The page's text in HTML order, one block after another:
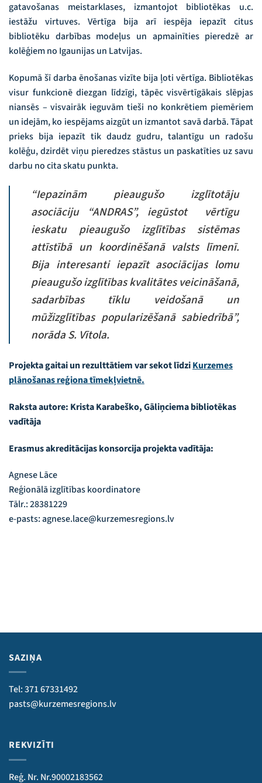
gatavošanas meistarklases, izmantojot bibliotēkas u.c.
iestāžu virtuves. Vērtīga bija arī iespēja iepazīt citus
bibliotēku darbības modeļus un apmainīties pieredzē ar
kolēģiem no Igaunijas un Latvijas.
Kopumā šī darba ēnošanas vizīte bija ļoti vērtīga. Bibliotēkas
visur funkcionē diezgan līdzīgi, tāpēc visvērtīgākais slēpjas
niansēs – visvairāk ieguvām tieši no konkrētiem piemēriem
un idejām, ko iespējams aizgūt un izmantot savā darbā. Tāpat
prieks bija iepazīt tik daudz gudru, talantīgu un radošu
kolēģu, dzirdēt viņu pieredzes stāstus un paskatīties uz savu
darbu no cita skatu punkta.
“Iepazinām pieaugušo izglītotāju
asociāciju “ANDRAS”, iegūstot vērtīgu
ieskatu pieaugušo izglītības sistēmas
attīstībā un koordinēšanā valsts līmenī.
Bija interesanti iepazīt asociācijas lomu
pieaugušo izglītības kvalitātes veicināšanā,
sadarbības tīklu veidošanā un
mūžizglītības popularizēšanā sabiedrībā”,
norādaS. Vītola.
Projekta gaitai un rezulttātiem var sekot līdziKurzemes
plānošanas reģiona tīmekļvietnē.
Raksta autore: Krista Karabeško, Gāliņciema bibliotēkas
vadītāja
Erasmus akreditācijas konsorcija projekta vadītāja:
Agnese Lāce
Reģionālā izglītības koordinatore
Tālr.: 28381229
e-pasts: agnese.lace@kurzemesregions.lv
SAZIŅA
Tel: 371 67331492
pasts@kurzemesregions.lv
REKVIZĪTI
Reģ. Nr. Nr.90002183562